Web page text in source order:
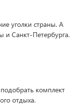
уголки страны. А
и Санкт-Петербурга.
комплект
отдыха.